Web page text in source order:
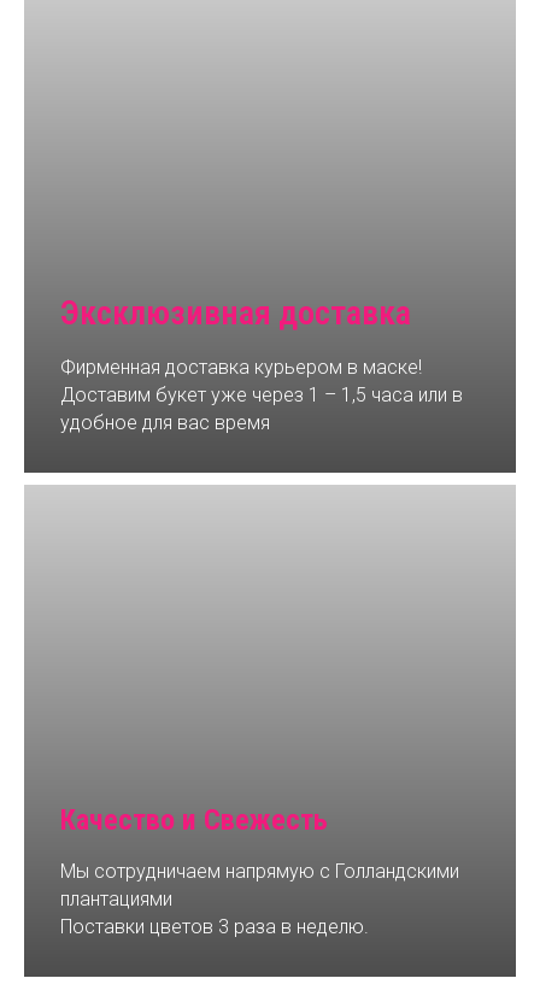
Эксклюзивная доставка
Фирменная доставка курьером в маске!
Доставим букет уже через 1 – 1,5 часа или в
удобное для вас время
Качество и Свежесть
Мы сотрудничаем напрямую с Голландскими
плантациями
Поставки цветов 3 раза в неделю.